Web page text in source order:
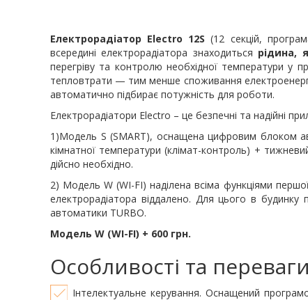
Електрорадіатор Electro 12S (12 секцій,
всередині електрорадіатора знаходиться рідина,
перегріву та контролю необхідної температури у
тепловтрати — тим менше споживання
автоматично підбирає потужність для роботи.
Електрорадіатори Electro – це безпечні та надійні
1)Модель S (SMART), оснащена цифровим блоком
кімнатної температури (клімат-контроль) +
дійсно необхідно.
2) Модель W (WI-FI) наділена всіма функціями
електрорадіатора віддалено. Для цього в
автоматики TURBO.
Модель W (WI-FI) + 600 грн.
Особливості та
Інтелектуальне керування. Оснащений